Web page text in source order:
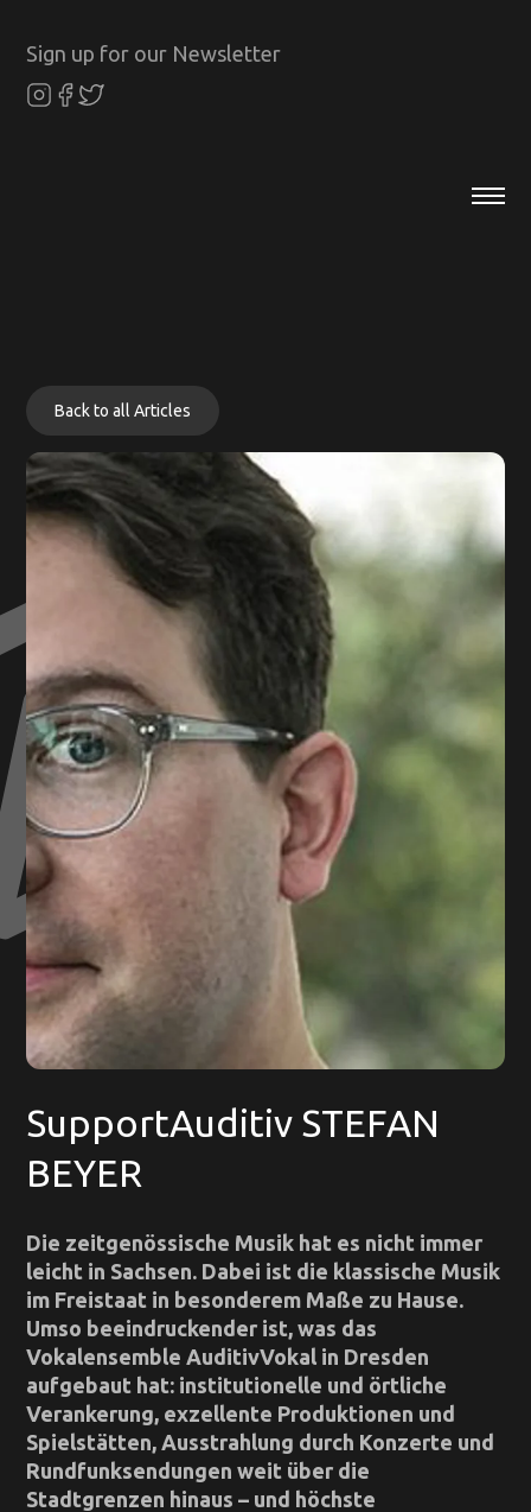
Sign up for our Newsletter
Back to all Articles
SupportAuditiv STEFAN
BEYER
Die zeitgenössische Musik hat es nicht immer
leicht in Sachsen. Dabei ist die klassische Musik
im Freistaat in besonderem Maße zu Hause.
Umso beeindruckender ist, was das
Vokalensemble AuditivVokal in Dresden
aufgebaut hat: institutionelle und örtliche
Verankerung, exzellente Produktionen und
Spielstätten, Ausstrahlung durch Konzerte und
Rundfunksendungen weit über die
Stadtgrenzen hinaus – und höchste